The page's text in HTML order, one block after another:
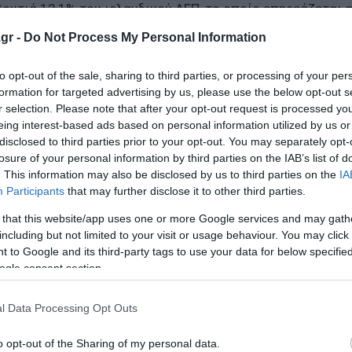
- Do Not Process My Personal Information
opt-out of the sale, sharing to third parties, or processing of your
for targeted advertising by us, please use the below opt-out
selection. Please note that after your opt-out request is processed
interest-based ads based on personal information utilized by us
to third parties prior to your opt-out. You may separately
of your personal information by third parties on the IAB’s list of
This information may also be disclosed by us to third parties on the
Participants that may further disclose it to other third parties.
that this website/app uses one or more Google services and may
but not limited to your visit or usage behaviour. You may
to Google and its third-party tags to use your data for below
consent section.
Data Processing Opt Outs
opt-out of the Sharing of my personal data.
12,1% του ιρλανδικού ΑΕΠ, το οποίο επηρεάζεται
του πολέμου είναι φανερός.
εφέτος. Ο επικεφαλής οικονομολόγος της S&P Global,
σε επιχειρήσεις τον Μάιο, ότι από τις
αν δεν υπάρξει κάποια σημαντική μεταβολή τον
δυσκολότερο να υποστηριχθεί, εάν η οικονομία
τη δυνατότητα αύξησης των τιμών και των
της να σταθμίσει πολύ προσεκτικά τον κίνδυνο του
της οικονομίας. Ο πληθωρισμός στην Ευρωζώνη
από 3% τον Απρίλιο και 1,9% τον Φεβρουάριο. Η
κατά 10,9% σε ετήσια βάση, αλλά για πρώτη φορά
ομάδες προϊόντων και υπηρεσιών. Στον τομέα
Απρίλιο και 2,4% τον Φεβρουάριο, ενώ οι τιμές των
από 0,8% και 0,7%, αντίστοιχα. Υπήρξαν, δηλαδή,